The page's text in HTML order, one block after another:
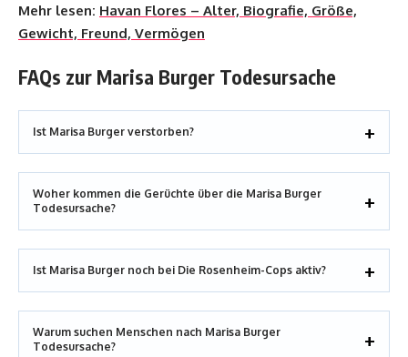
Mehr lesen: Havan Flores – Alter, Biografie, Größe,
Gewicht, Freund, Vermögen
FAQs zur Marisa Burger Todesursache
Ist Marisa Burger verstorben?
Woher kommen die Gerüchte über die Marisa Burger
Todesursache?
Ist Marisa Burger noch bei Die Rosenheim-Cops aktiv?
Warum suchen Menschen nach Marisa Burger
Todesursache?